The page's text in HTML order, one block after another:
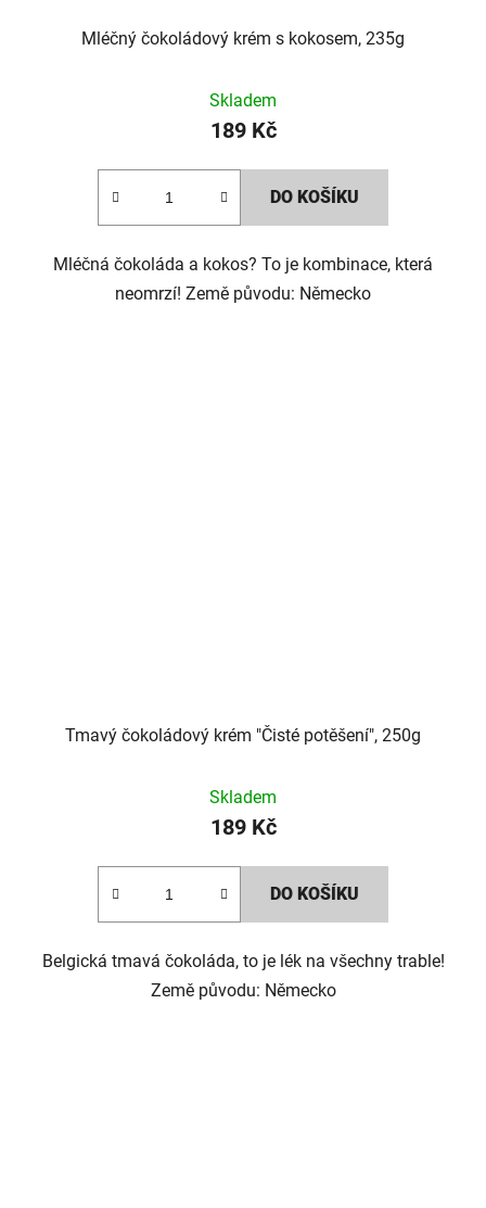
Mléčný čokoládový krém s kokosem, 235g
Skladem
189 Kč
DO KOŠÍKU
Mléčná čokoláda a kokos? To je kombinace, která
neomrzí! Země původu: Německo
Tmavý čokoládový krém "Čisté potěšení", 250g
Skladem
189 Kč
DO KOŠÍKU
Belgická tmavá čokoláda, to je lék na všechny trable!
Země původu: Německo